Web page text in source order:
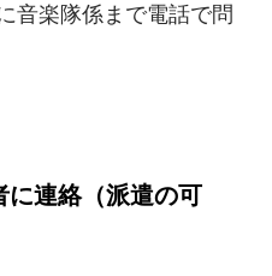
音楽隊係まで電話で問
に連絡（派遣の可